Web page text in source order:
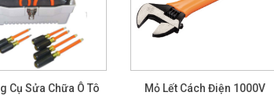
Cụ Sửa Chữa Ô Tô
Mỏ Lết Cách Điện 1000V